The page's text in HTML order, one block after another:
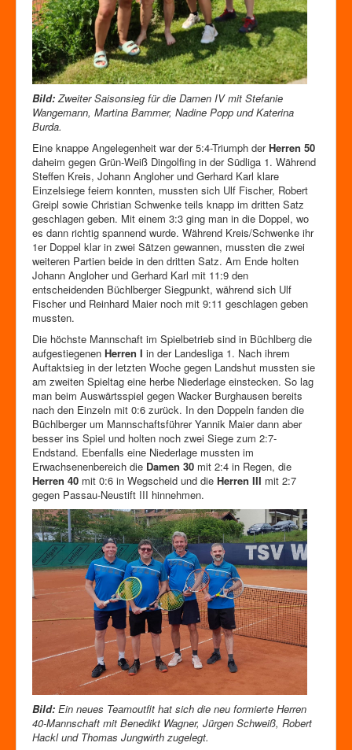
Bild: Zweiter Saisonsieg für die Damen IV mit Stefanie
Wangemann, Martina Bammer, Nadine Popp und Katerina
Burda.
Eine knappe Angelegenheit war der 5:4-Triumph derHerren 50
daheim gegen Grün-Weiß Dingolfing in der Südliga 1. Während
Steffen Kreis, Johann Angloher und Gerhard Karl klare
Einzelsiege feiern konnten, mussten sich Ulf Fischer, Robert
Greipl sowie Christian Schwenke teils knapp im dritten Satz
geschlagen geben. Mit einem 3:3 ging man in die Doppel, wo
es dann richtig spannend wurde. Während Kreis/Schwenke ihr
1er Doppel klar in zwei Sätzen gewannen, mussten die zwei
weiteren Partien beide in den dritten Satz. Am Ende holten
Johann Angloher und Gerhard Karl mit 11:9 den
entscheidenden Büchlberger Siegpunkt, während sich Ulf
Fischer und Reinhard Maier noch mit 9:11 geschlagen geben
mussten.
Die höchste Mannschaft im Spielbetrieb sind in Büchlberg die
aufgestiegenen Herren I in der Landesliga 1. Nach ihrem
Auftaktsieg in der letzten Woche gegen Landshut mussten sie
am zweiten Spieltag eine herbe Niederlage einstecken. So lag
man beim Auswärtsspiel gegen Wacker Burghausen bereits
nach den Einzeln mit 0:6 zurück. In den Doppeln fanden die
Büchlberger um Mannschaftsführer Yannik Maier dann aber
besser ins Spiel und holten noch zwei Siege zum 2:7-
Endstand. Ebenfalls eine Niederlage mussten im
Erwachsenenbereich die Damen 30 mit 2:4 in Regen, die
Herren 40 mit 0:6 in Wegscheid und die Herren III mit 2:7
gegen Passau-Neustift III hinnehmen.
Bild: Ein neues Teamoutfit hat sich die neu formierte Herren
40-Mannschaft mit Benedikt Wagner, Jürgen Schweiß, Robert
Hackl und Thomas Jungwirth zugelegt.